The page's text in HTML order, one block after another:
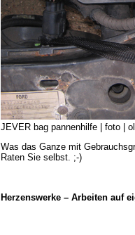
JEVER bag pannenhilfe | foto |
Was das Ganze mit
Raten Sie selbst. ;-)
Herzenswerke – Arbeiten auf